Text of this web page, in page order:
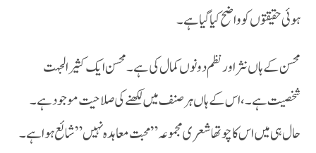
ہوئی حقیقتوں کو واضح کیا گیا ہے۔
شخصیت ہے ۔،اس کے ہاں ہر صنف میں لکھنے کی صلاحیت موجود ہے۔
حال ہی میں اس کا چوتھا شعری مجموعہ ” محبت معاہدہ نہیں” شائع ہوا ہے۔